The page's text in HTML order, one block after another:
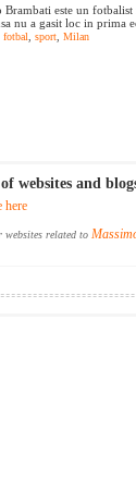
Brambati este un
nu a gasit loc in prima
fotbal sport Milan
websites and
here
websites related to